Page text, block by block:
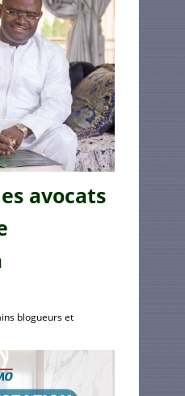
avocats
blogueurs et